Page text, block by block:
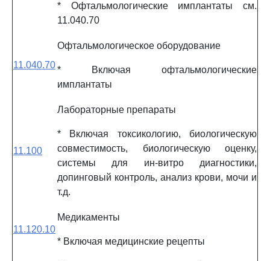
* Офтальмологические имплантаты см.
11.040.70
11.040.70
Офтальмологическое оборудование
* Включая офтальмологические
имплантаты
11.100
Лабораторные препараты
* Включая токсикологию, биологическую
совместимость, биологическую оценку,
системы для ин-витро диагностики,
допинговый контроль, анализ крови, мочи и
т.д.
11.120.10
Медикаменты
* Включая медицинские рецепты